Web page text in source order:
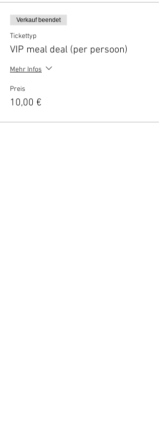
Verkauf beendet
Tickettyp
VIP meal deal (per persoon)
Mehr Infos
Preis
10,00 €